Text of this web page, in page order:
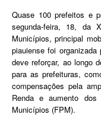
Quase 100 prefeitos e
segunda-feira, 18, da
Municípios, principal
piauiense foi organizada
deve reforçar, ao longo
para as prefeituras,
compensações pela
Renda e aumento
Municípios (FPM).